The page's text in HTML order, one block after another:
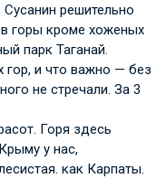
решительно
горы кроме хоженых
парк Таганай.
гор, и что важно — без
не стречали. За 3
Горя здесь
у нас,
как Карпаты.